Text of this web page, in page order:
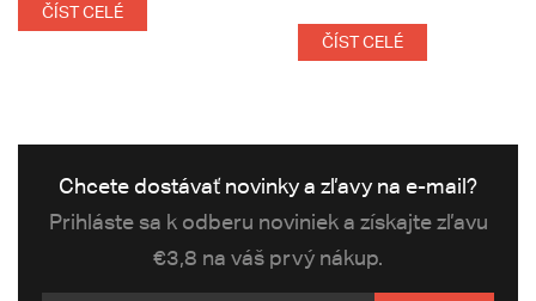
ČÍST CELÉ
ČÍST CELÉ
Chcete dostávať novinky a zľavy na e-mail?
Prihláste sa k odberu noviniek a získajte zľavu
€3,8 na váš prvý nákup.